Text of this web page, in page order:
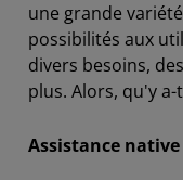
une grande
possibilités aux
divers besoins,
plus. Alors, qu'y
Assistance